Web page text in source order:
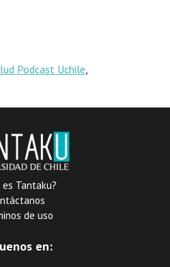
Podcast Uchile,
es Tantaku?
de uso
en: